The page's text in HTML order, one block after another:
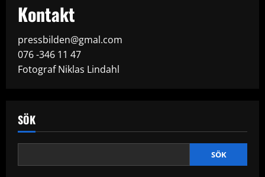
Kontakt
pressbilden@gmal.com
076 -346 11 47
Fotograf Niklas Lindahl
SÖK
SÖK